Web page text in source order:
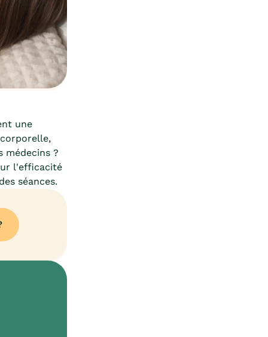
une
médecins ?
l'efficacité
séances.